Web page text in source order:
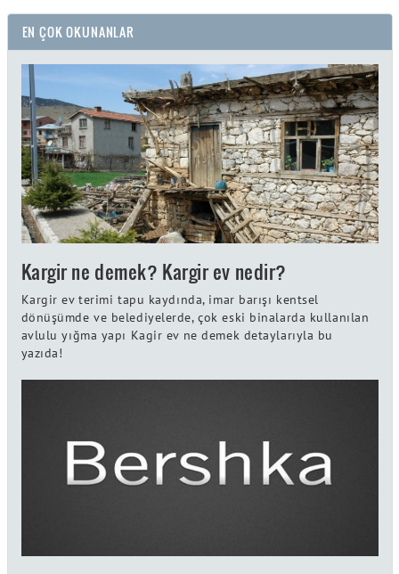
EN ÇOK OKUNANLAR
Kargir ne demek? Kargir ev nedir?
Kargir ev terimi tapu kaydında, imar barışı kentsel
dönüşümde ve belediyelerde, çok eski binalarda kullanılan
avlulu yığma yapı Kagir ev ne demek detaylarıyla bu
yazıda!